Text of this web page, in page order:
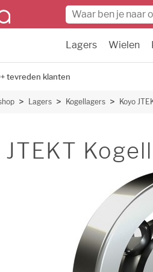
Lagers Wielen
tevreden klanten
Lagers Kogellagers Koyo
JTEKT